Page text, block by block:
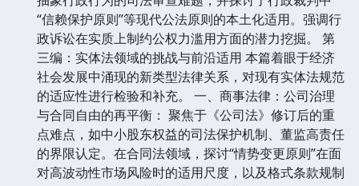
“信赖保护原则”等现代公法原则的本土化适用。强调行
政诉讼在实质上制约公权力滥用方面的潜力挖掘。 第
三编：实体法领域的挑战与前沿适用 本篇着眼于经济
社会发展中涌现的新类型法律关系，对现有实体法规范
的适应性进行检验和补充。 一、商事法律：公司治理
与合同自由的再平衡： 聚焦于《公司法》修订后的重
点难点，如中小股东权益的司法保护机制、董监高责任
的界限认定。在合同法领域，探讨“情势变更原则”在面
对高波动性市场风险时的适用尺度，以及格式条款规制